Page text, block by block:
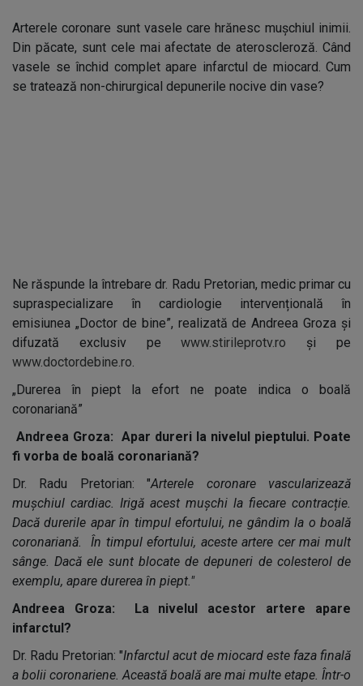
Arterele coronare sunt vasele care hrănesc mușchiul inimii.
Din păcate, sunt cele mai afectate de ateroscleroză. Când
vasele se închid complet apare infarctul de miocard. Cum
se tratează non-chirurgical depunerile nocive din vase?
Ne răspunde la întrebare dr. Radu Pretorian, medic primar cu
supraspecializare în cardiologie intervențională în
emisiunea „Doctor de bine”, realizată de Andreea Groza și
difuzată exclusiv pewww.stirileprotv.ro și pe
www.doctordebine.ro.
„Durerea în piept la efort ne poate indica o boală
coronariană”
Andreea Groza: Apar dureri la nivelul pieptului. Poate
fi vorba de boală coronariană?
Dr. Radu Pretorian: "Arterele coronare vascularizează
mușchiul cardiac. Irigă acest mușchi la fiecare contracție.
Dacă durerile apar în timpul efortului, ne gândim la o boală
coronariană. În timpul efortului, aceste artere cer mai mult
sânge. Dacă ele sunt blocate de depuneri de colesterol de
exemplu, apare durerea în piept."
Andreea Groza: La nivelul acestor artere apare
infarctul?
Dr. Radu Pretorian: "Infarctul acut de miocard este faza finală
a bolii coronariene. Această boală are mai multe etape. Într-o